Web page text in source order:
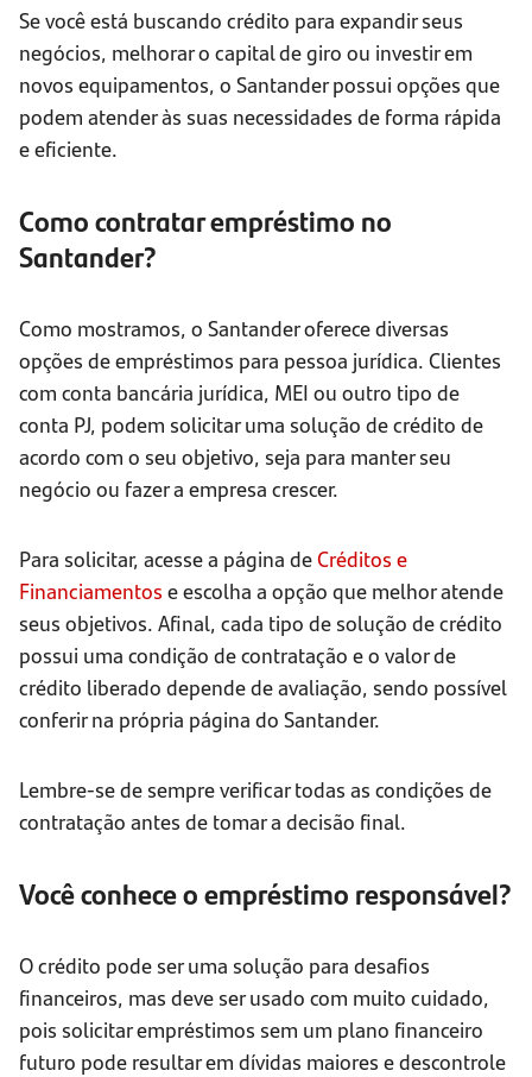
Se você está buscando crédito para expandir seus
negócios, melhorar o capital de giro ou investir em
novos equipamentos, o Santander possui opções que
podem atender às suas necessidades de forma rápida
e eficiente.
Como contratar empréstimo no
Santander?
Como mostramos, o Santander oferece diversas
opções de empréstimos para pessoa jurídica. Clientes
com conta bancária jurídica, MEI ou outro tipo de
conta PJ, podem solicitar uma solução de crédito de
acordo com o seu objetivo, seja para manter seu
negócio ou fazer a empresa crescer.
Para solicitar, acesse a página deCréditos e
Financiamentos e escolha a opção que melhor atende
seus objetivos. Afinal, cada tipo de solução de crédito
possui uma condição de contratação e o valor de
crédito liberado depende de avaliação, sendo possível
conferir na própria página do Santander.
Lembre-se de sempre verificar todas as condições de
contratação antes de tomar a decisão final.
Você conhece o empréstimo responsável?
O crédito pode ser uma solução para desafios
financeiros, mas deve ser usado com muito cuidado,
pois solicitar empréstimos sem um plano financeiro
futuro pode resultar em dívidas maiores e descontrole